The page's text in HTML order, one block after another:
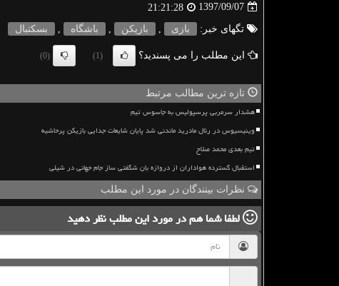
1397/09/07
21:21:28
تگهای خبر: بازی بازیكن باشگاه بسكتبال
این مطلب را می پسندید؟ (1)
(0)
تازه ترین مطالب مرتبط
هشدار سرمربی پرسپولیس به جاسوس تیم
وینیسیوس در رئال مادرید ماندنی شد پایان شایعات جدایی بازیکن پرحاشیه
تیم بعدی محمد صلاح
استقبال گسترده هواداران از دروازه بان شگفتی ساز جام جهانی در شیلی
نظرات بینندگان در مورد این مطلب
لطفا شما همدر مورد این مطلبنظر دهید